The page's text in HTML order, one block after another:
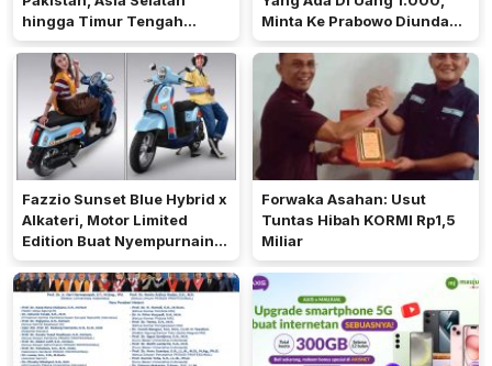
hingga Timur Tengah
Bersiap Terapkan Solusi
Terlengkap dari Indonesia
Minta Ke Prabowo Diundang
Pada 17 Agustus Di Istana
Fazzio Sunset Blue Hybrid x
Alkateri, Motor Limited
Edition Buat Nyempurnain
Look Retro-Future Lo
Forwaka Asahan: Usut
Tuntas Hibah KORMI Rp1,5
Miliar